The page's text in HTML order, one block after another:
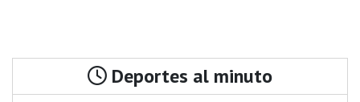
Deportes al minuto